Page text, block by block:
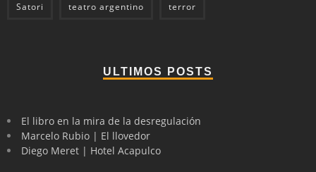
Satori teatro argentino terror
ULTIMOS POSTS
El libro en la mira de la desregulación
Marcelo Rubio | El llovedor
Diego Meret | Hotel Acapulco